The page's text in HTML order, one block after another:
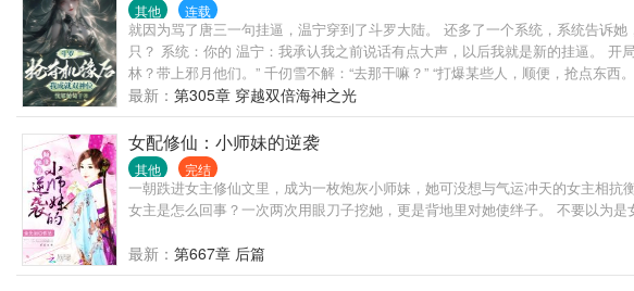
其他 连载
就因为骂了唐三一句挂逼，温宁穿到了斗罗大陆。 还多了一个系统，系统告诉
只？ 系统：你的 温宁：我承认我之前说话有点大声，以后我就是新的挂逼。
林？带上邪月他们。” 千仞雪不解：“去那干嘛？” “打爆某些人，顺便，抢点东
她的，她的，统统都是她的。 只不过，温宁原先以为自己的系统只是一个没有
淡，“还想要什么？” 温宁果断道：“你。” 渎神，她最在行了。
最新： 第305章 穿越双倍海神之光
女配修仙：小师妹的逆袭
其他 完结
一朝跌进女主修仙文里，成为一枚炮灰小师妹，她可没想与气运冲天的女主相
女主是怎么回事？一次两次用眼刀子挖她，更是背地里对她使绊子。 不要以为
最新： 第667章 后篇